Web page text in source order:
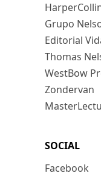
Grupo
Editorial
Thomas
WestBow
Zondervan
SOCIAL
Facebook